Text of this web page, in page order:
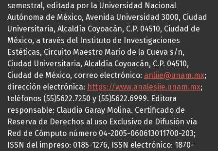
semestral, editada por la Universidad Nacional
Autónoma de México, Avenida Universidad 3000, Ciudad
Universitaria, Alcaldía Coyoacán, C.P. 04510, Ciudad de
México, a través del Instituto de Investigaciones
Estéticas, Circuito Maestro Mario de la Cueva s/n,
Ciudad Universitaria, Alcaldía Coyoacán, C.P. 04510,
Ciudad de México, correo electrónico: anliie@unam.mx;
dirección electrónica: https://www.analesiie.unam.mx;
teléfonos (55)5622.7250 y (55)5622.6999. Editora
responsable: Claudia Garay Molina. Certificado de
Reserva de Derechos al uso Exclusivo de Difusión vía
Red de Cómputo número 04-2005-060613011700-203;
ISSN del impreso: 0185-1276, ISSN electrónico: 1870-